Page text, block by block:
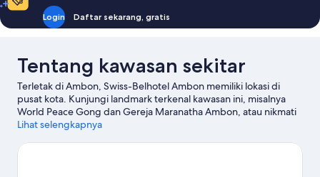
Login Daftar sekarang, gratis
Tentang kawasan sekitar
Terletak di Ambon, Swiss-Belhotel Ambon memiliki lokasi di
pusat kota. Kunjungi landmark terkenal kawasan ini, misalnya
World Peace Gong dan Gereja Maranatha Ambon, atau nikmati
keindahan alamnya di Pantai Pintu Kota serta Pantai Hunimua-
Lihat selengkapnya